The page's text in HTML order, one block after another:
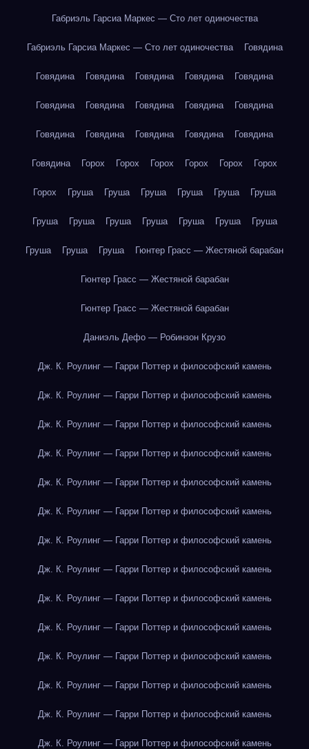
Габриэль Гарсиа Маркес — Сто лет одиночества
Габриэль Гарсиа Маркес — Сто лет одиночества Говядина
Говядина Говядина Говядина Говядина Говядина
Говядина Говядина Говядина Говядина Говядина
Говядина Говядина Говядина Говядина Говядина
Говядина Горох Горох Горох Горох Горох Горох
Горох Груша Груша Груша Груша Груша Груша
Груша Груша Груша Груша Груша Груша Груша
Груша Груша Груша Гюнтер Грасс — Жестяной барабан
Гюнтер Грасс — Жестяной барабан
Гюнтер Грасс — Жестяной барабан
Даниэль Дефо — Робинзон Крузо
Дж. К. Роулинг — Гарри Поттер и философский камень
Дж. К. Роулинг — Гарри Поттер и философский камень
Дж. К. Роулинг — Гарри Поттер и философский камень
Дж. К. Роулинг — Гарри Поттер и философский камень
Дж. К. Роулинг — Гарри Поттер и философский камень
Дж. К. Роулинг — Гарри Поттер и философский камень
Дж. К. Роулинг — Гарри Поттер и философский камень
Дж. К. Роулинг — Гарри Поттер и философский камень
Дж. К. Роулинг — Гарри Поттер и философский камень
Дж. К. Роулинг — Гарри Поттер и философский камень
Дж. К. Роулинг — Гарри Поттер и философский камень
Дж. К. Роулинг — Гарри Поттер и философский камень
Дж. К. Роулинг — Гарри Поттер и философский камень
Дж. К. Роулинг — Гарри Поттер и философский камень